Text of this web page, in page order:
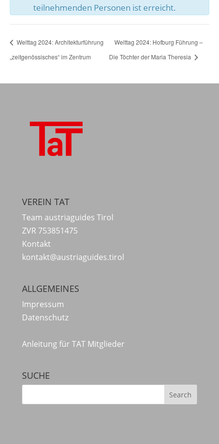
teilnehmenden Personen ist erreicht.
Welttag 2024: Architekturführung
„zeitgenössisches“ im Zentrum
Welttag 2024: Hofburg Führung –
Die Töchter der Maria Theresia
VEREIN TAT
Team austriaguides Tirol
ZVR 753851475
Kontakt
kontakt@austriaguides.tirol
ALLGEMEINES
Impressum
Datenschutz
Anleitung für TAT Mitglieder
SUCHE